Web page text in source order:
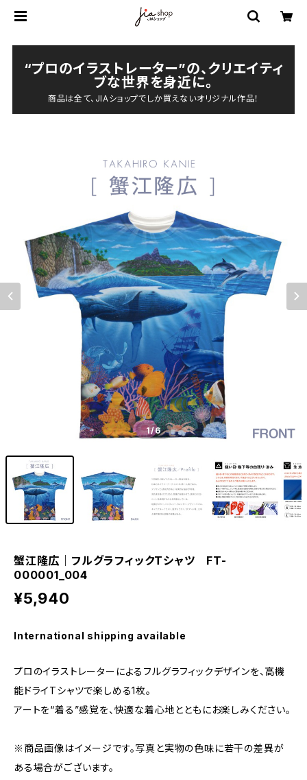
“プロのイラストレーター”の、クリエイティ
ブな世界を身近に。
商品は全て、JIAショップでしか買えないオリジナル作品！
1/6
蟹江隆広｜フルグラフィックTシャツ FT-
000001_004
¥5,940
International shipping available
プロのイラストレーターによるフルグラフィックデザインを、高機
能ドライTシャツで楽しめる1枚。
アートを“着る”感覚を、快適な着心地とともにお楽しみください。
※商品画像はイメージです。写真と実物の色味に若干の差異が
ある場合がございます。